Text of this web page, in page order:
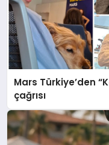
Mars Türkiye’den
çağrısı